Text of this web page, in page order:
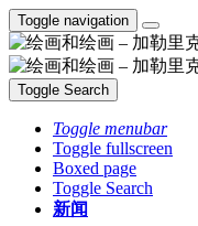
Toggle navigation
Toggle Search
Toggle menubar
Toggle fullscreen
Boxed page
Toggle Search
新闻